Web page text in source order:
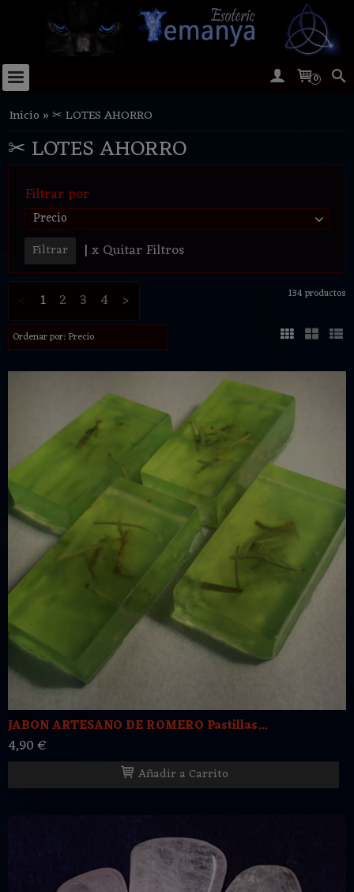
0
Inicio »✂ LOTES AHORRO
✂ LOTES AHORRO
Filtrar por
Precio
| x Quitar Filtros
1 2 3 4 > 134 productos
Ordenar por:Precio
JABON ARTESANO DE ROMERO Pastillas...
4,90 €
Añadir a Carrito